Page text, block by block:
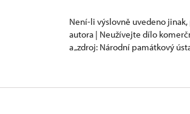
Není-li výslovně uvedeno
autora | Neužívejte dílo
a „zdroj: Národní památkový